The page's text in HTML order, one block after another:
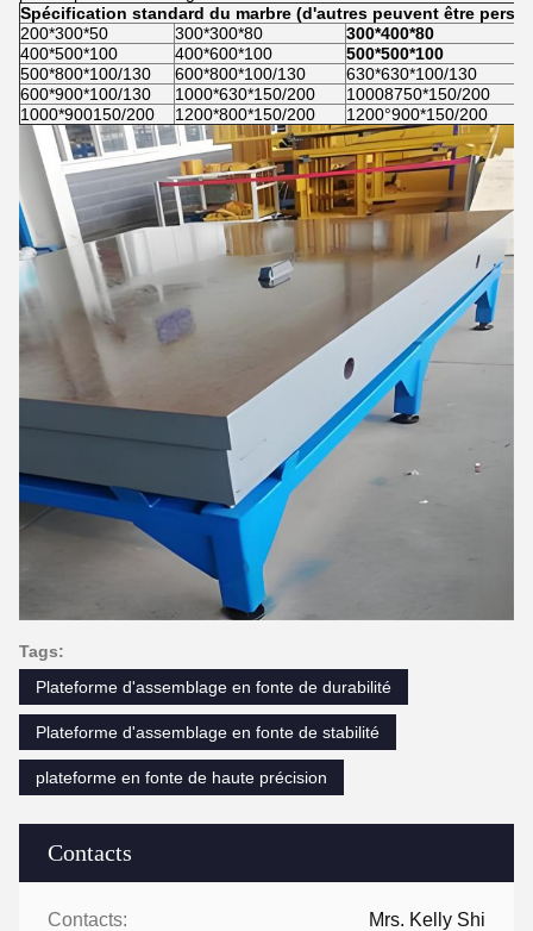
Contacts
Contacts: Mrs. Kelly Shi
Spécification standard du marbre (d'autres peuvent être
200*300*50
300*300*80
300*400*80
400*500*100
400*600*100
500*500*100
500*800*100/130
600*800*100/130
630*630*100/130
600*900*100/130
1000*630*150/200
10008750*150/200
1000*900150/200
1200*800*150/200 1200°900*150/200
Tags:
Plateforme d'assemblage en fonte de durabilité
Plateforme d'assemblage en fonte de stabilité
plateforme en fonte de haute précision